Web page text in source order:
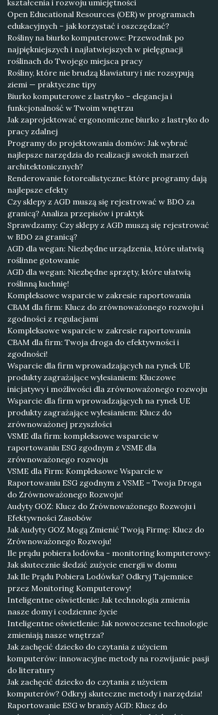
kształcenia i rozwoju umiejętności
Open Educational Resources (OER) w programach
edukacyjnych – jak korzystać i oszczędzać?
Rośliny na biurko komputerowe: Przewodnik po
najpiękniejszych i najłatwiejszych w pielęgnacji
roślinach do Twojego miejsca pracy
Rośliny, które nie brudzą klawiatury i nie rozsypują
ziemi — praktyczne tipy
Biurko komputerowe z lastryko – elegancja i
funkcjonalność w Twoim wnętrzu
Jak zaprojektować ergonomiczne biurko z lastryko do
pracy zdalnej
Programy do projektowania domów: Jak wybrać
najlepsze narzędzia do realizacji swoich marzeń
architektonicznych?
Renderowanie fotorealistyczne: które programy dają
najlepsze efekty
Czy sklepy z AGD muszą się rejestrować w BDO za
granicą? Analiza przepisów i praktyk
Sprawdzamy: Czy sklepy z AGD muszą się rejestrować
w BDO za granicą?
AGD dla wegan: Niezbędne urządzenia, które ułatwią
roślinne gotowanie
AGD dla wegan: Niezbędne sprzęty, które ułatwią
roślinną kuchnię!
Kompleksowe wsparcie w zakresie raportowania
CBAM dla firm: Klucz do zrównoważonego rozwoju i
zgodności z regulacjami
Kompleksowe wsparcie w zakresie raportowania
CBAM dla firm: Twoja droga do efektywności i
zgodności!
Wsparcie dla firm wprowadzających na rynek UE
produkty zagrażające wylesianiem: Kluczowe
inicjatywy i możliwości dla zrównoważonego rozwoju
Wsparcie dla firm wprowadzających na rynek UE
produkty zagrażające wylesianiem: Klucz do
zrównoważonej przyszłości
VSME dla firm: kompleksowe wsparcie w
raportowaniu ESG zgodnym z VSME dla
zrównoważonego rozwoju
VSME dla Firm: Kompleksowe Wsparcie w
Raportowaniu ESG zgodnym z VSME – Twoja Droga
do Zrównoważonego Rozwoju!
Audyty GOZ: Klucz do Zrównoważonego Rozwoju i
Efektywności Zasobów
Jak Audyty GOZ Mogą Zmienić Twoją Firmę: Klucz do
Zrównoważonego Rozwoju!
Ile prądu pobiera lodówka - monitoring komputerowy:
Jak skutecznie śledzić zużycie energii w domu
Jak Ile Prądu Pobiera Lodówka? Odkryj Tajemnice
przez Monitoring Komputerowy!
Inteligentne oświetlenie: Jak technologia zmienia
nasze domy i codzienne życie
Inteligentne oświetlenie: Jak nowoczesne technologie
zmieniają nasze wnętrza?
Jak zachęcić dziecko do czytania z użyciem
komputerów: innowacyjne metody na rozwijanie pasji
do literatury
Jak zachęcić dziecko do czytania z użyciem
komputerów? Odkryj skuteczne metody i narzędzia!
Raportowanie ESG w branży AGD: Klucz do